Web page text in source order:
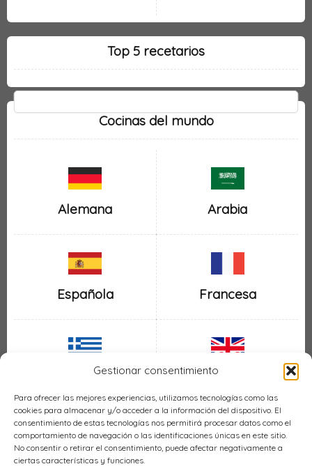
Gestionar consentimiento
Para ofrecer las mejores experiencias, utilizamos tecnologías como las
cookies para almacenar y/o acceder a la información del dispositivo. El
consentimiento de estas tecnologías nos permitirá procesar datos como el
comportamiento de navegación o las identificaciones únicas en este sitio.
No consentir o retirar el consentimiento, puede afectar negativamente a
ciertas características y funciones.
Top 5 recetarios
Cocinas del mundo
Alemana Arabia
Española Francesa
Griega Inglesa
Italiana